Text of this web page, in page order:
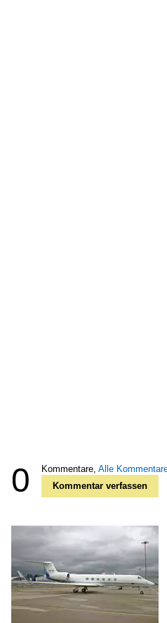
0 Kommentare, Alle
Kommentar verfassen